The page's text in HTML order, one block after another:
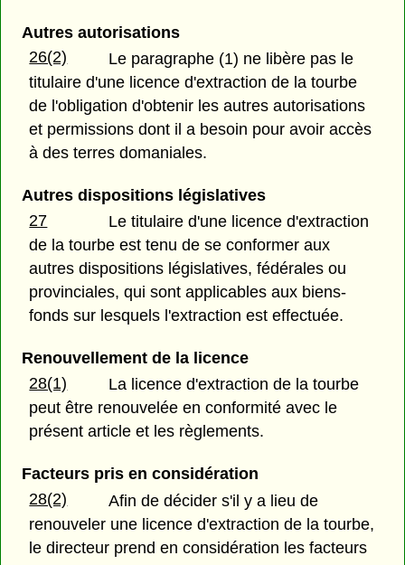
Autres autorisations
26(2)
Le paragraphe (1) ne libère pas le
titulaire d'une licence d'extraction de la tourbe
de l'obligation d'obtenir les autres autorisations
et permissions dont il a besoin pour avoir accès
à des terres domaniales.
Autres dispositions législatives
27
Le titulaire d'une licence d'extraction
de la tourbe est tenu de se conformer aux
autres dispositions législatives, fédérales ou
provinciales, qui sont applicables aux biens-
fonds sur lesquels l'extraction est effectuée.
Renouvellement de la licence
28(1)
La licence d'extraction de la tourbe
peut être renouvelée en conformité avec le
présent article et les règlements.
Facteurs pris en considération
28(2)
Afin de décider s'il y a lieu de
renouveler une licence d'extraction de la tourbe,
le directeur prend en considération les facteurs